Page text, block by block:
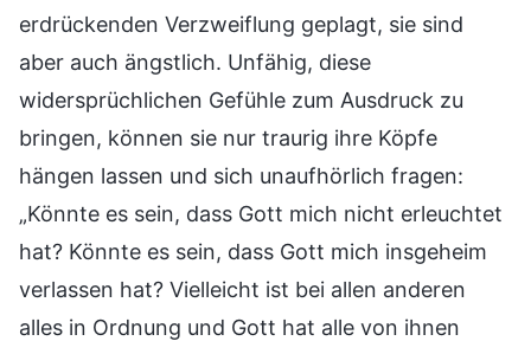
erdrückenden Verzweiflung geplagt, sie sind
aber auch ängstlich. Unfähig, diese
widersprüchlichen Gefühle zum Ausdruck zu
bringen, können sie nur traurig ihre Köpfe
hängen lassen und sich unaufhörlich fragen:
„Könnte es sein, dass Gott mich nicht erleuchtet
hat? Könnte es sein, dass Gott mich insgeheim
verlassen hat? Vielleicht ist bei allen anderen
alles in Ordnung und Gott hat alle von ihnen